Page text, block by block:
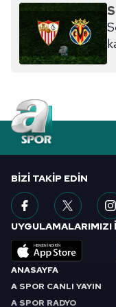
ilgili mevzuata
almak için lütfen
ANASAYFA
A SPOR CANLI YAYIN
A SPOR RADYO
BIZI TAKIP EDIN
UYGULAMALARIMIZI